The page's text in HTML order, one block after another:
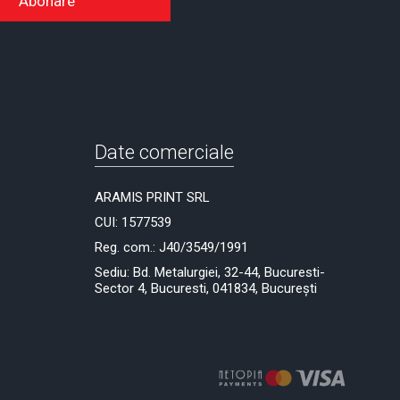
Date comerciale
ARAMIS PRINT SRL
CUI: 1577539
Reg. com.: J40/3549/1991
Sediu: Bd. Metalurgiei, 32-44, Bucuresti-
Sector 4, Bucuresti, 041834, București